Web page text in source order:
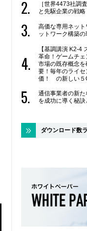
［世界4473社調
と先駆企業の戦略
高価な専用ネッ
ットワーク構築
【基調講演 K2-4
革命！ゲームチ
市場の既存概念
要！毎年のライ
価！ の新しい５
通信事業者の新
を成功に導く秘訣
ダウンロード数